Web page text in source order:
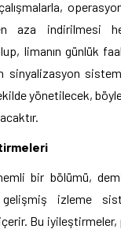
aza indirilmesi
limanın günlük
sinyalizasyon
yönetilecek,
bir bölümü,
gelişmiş izleme
Bu iyileştirmeler,